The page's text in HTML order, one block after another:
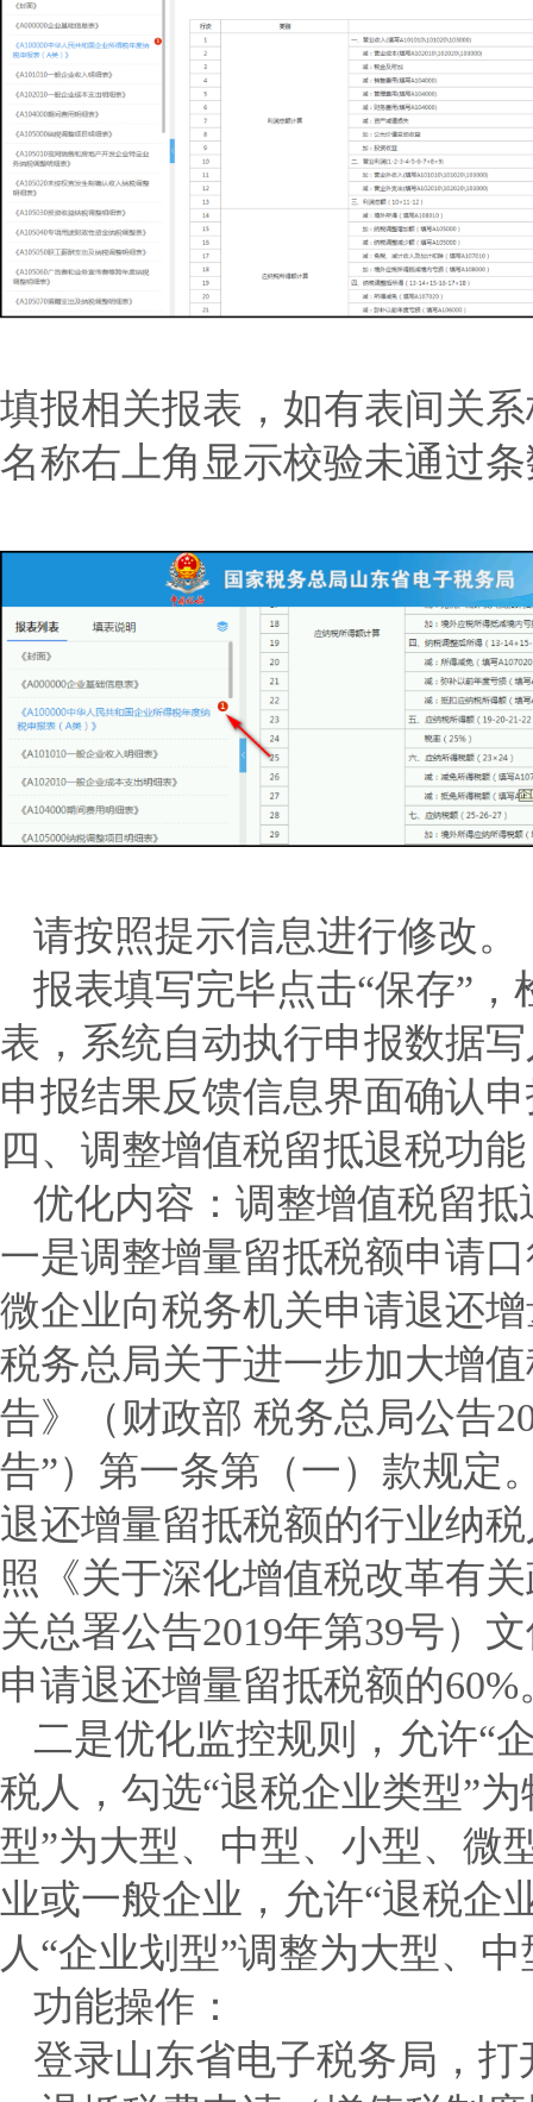
填报相关报表，如有表间关
名称右上角显示校验未通过
请按照提示信息进行修改。
报表填写完毕点击“保存”
表，系统自动执行申报数据
申报结果反馈信息界面确认
四、调整增值税留抵退税功能
优化内容： 调整增值税留抵
一是调整增量留抵税额申请
微企业向税务机关申请退还
税务总局关于进一步加大增
告》（财政部 税务总局公告
告”）第一条第（一）款规定
退还增量留抵税额的行业纳
照《关于深化增值税改革有
关总署公告2019年第39号）
申请退还增量留抵税额的60%
二是优化监控规则，允许“
税人，勾选“退税企业类型”
型”为大型、中型、小型、微
业或一般企业，允许“退税企
人“企业划型”调整为大型、
功能操作：
登录山东省电子税务局，